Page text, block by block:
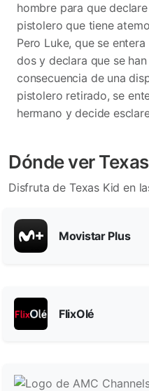
hombre para que
pistolero que tiene
Pero Luke, que se
dos y declara que se
consecuencia de una
pistolero retirado, se
hermano y decide
Dónde ver
Disfruta de Texas Kid en
Movistar Plus
FlixOlé